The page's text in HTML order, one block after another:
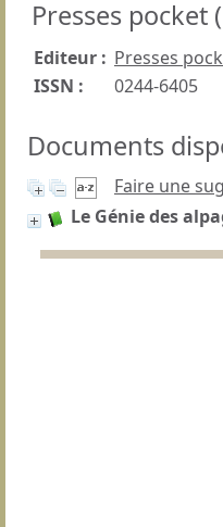
Presses pocket
Editeur : Presses
ISSN :
0244-6405
Documents
Faire une
Le Génie des